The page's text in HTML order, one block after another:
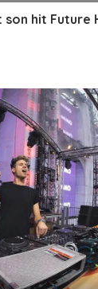
hit Future